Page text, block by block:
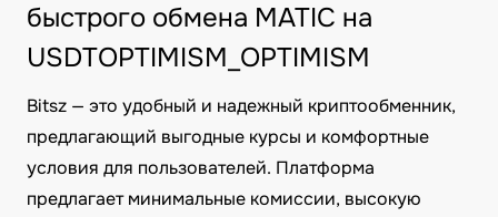
быстрого обмена MATIC на
USDTOPTIMISM_OPTIMISM
Bitsz — это удобный и надежный криптообменник,
предлагающий выгодные курсы и комфортные
условия для пользователей. Платформа
предлагает минимальные комиссии, высокую